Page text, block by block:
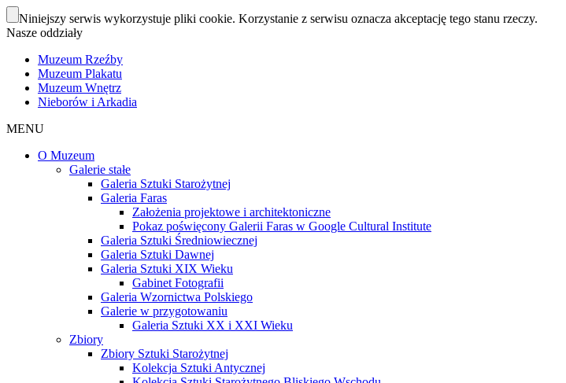
Niniejszy serwis wykorzystuje pliki cookie. Korzystanie z serwisu oznacza akceptację tego stanu rzeczy.
Nasze oddziały
Muzeum Rzeźby
Muzeum Plakatu
Muzeum Wnętrz
Nieborów i Arkadia
MENU
O Muzeum
Galerie stałe
Galeria Sztuki Starożytnej
Galeria Faras
Założenia projektowe i architektoniczne
Pokaz poświęcony Galerii Faras w Google Cultural Institute
Galeria Sztuki Średniowiecznej
Galeria Sztuki Dawnej
Galeria Sztuki XIX Wieku
Gabinet Fotografii
Galeria Wzornictwa Polskiego
Galerie w przygotowaniu
Galeria Sztuki XX i XXI Wieku
Zbiory
Zbiory Sztuki Starożytnej
Kolekcja Sztuki Antycznej